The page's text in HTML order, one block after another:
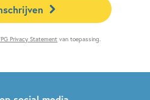
Privacy Statement van toepassing.